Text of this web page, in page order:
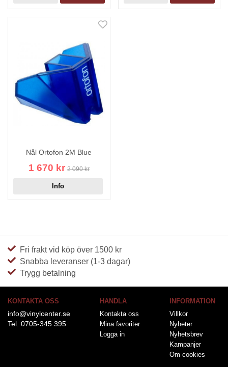
Nål Ortofon 2M Blue
1 670 kr 2 090 kr
Info
Fri frakt vid köp över 1500 kr
Snabba leveranser (1-3 dagar)
Trygg betalning
KONTAKTA OSS
info@vinylcenter.se
Tel. 0705-345 395
HANDLA
Kontakta oss
Mina favoriter
Logga in
INFORMATION
Villkor
Nyheter
Nyhetsbrev
Kampanjer
Om cookies